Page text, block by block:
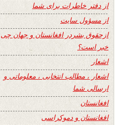
از دفتر خاطرات برای شما
از مسؤول سایت
ازحقوق بشردر افغانستان و جهان چی
خبر است؟
اشعار
اشعار ، مطالب انتخابی ، معلوماتی و
ارسالی شما
افغانستان
افغانستان و دموکراسی